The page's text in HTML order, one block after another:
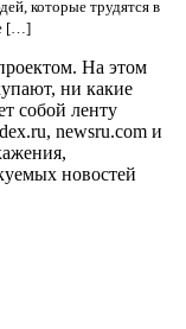
которые трудятся в
[…]
На этом
ни какие
собой ленту
newsru.com и
новостей